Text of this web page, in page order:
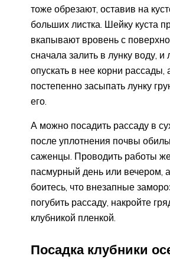
тоже обрезают, оставив на
больших листка. Шейку куста
вкапывают вровень с
сначала залить в лунку воду, и
опускать в нее корни рассады,
постепенно засыпать лунку
его.
А можно посадить рассаду в
после уплотнения почвы
саженцы. Проводить работы
пасмурный день или вечером,
боитесь, что внезапные
погубить рассаду, накройте
клубникой пленкой.
Посадка клубники